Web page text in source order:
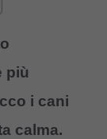
più
i cani
calma.